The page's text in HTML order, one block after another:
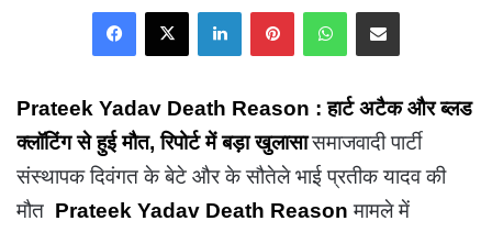
Facebook
X LinkedInPinterestWhatsAppShare via Email
Prateek Yadav Death Reason : हार्ट अटैक और ब्लड
क्लॉटिंग से हुई मौत, रिपोर्ट में बड़ा खुलासासमाजवादी पार्टी
संस्थापक दिवंगत के बेटे और के सौतेले भाई प्रतीक यादव की
मौत Prateek Yadav Death Reasonमामले में